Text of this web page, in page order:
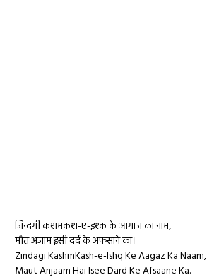
जिन्दगी कशमकश-ए-इश्क के आगाज का नाम,
मौत अंजाम इसी दर्द के अफसाने का।
Zindagi KashmKash-e-Ishq Ke Aagaz Ka Naam,
Maut Anjaam Hai Isee Dard Ke Afsaane Ka.